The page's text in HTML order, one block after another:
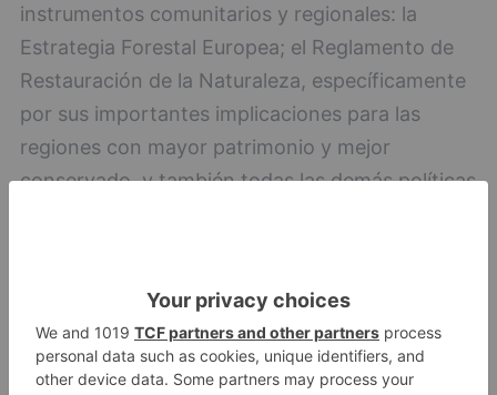
instrumentos comunitarios y regionales: la
Estrategia Forestal Europea; el Reglamento de
Restauración de la Naturaleza, específicamente
por sus importantes implicaciones para las
regiones con mayor patrimonio y mejor
conservado, y también todas las demás políticas
recoge en la Estrategia de Especialización
Inteligente, que apuesta plenamente por
enfoques sostenibles de las actividades del